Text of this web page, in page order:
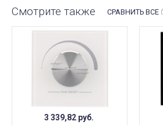
Смотрите также СРАВНИТЬ ВСЕ
3 339,82 руб.